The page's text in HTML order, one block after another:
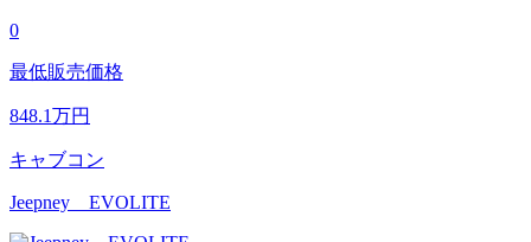
0
最低販売価格
848.1万円
キャブコン
Jeepney EVOLITE